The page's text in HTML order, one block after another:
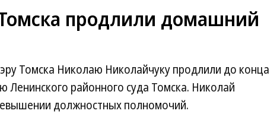
продлили домашний
Томска Николаю Николайчуку продлили до конца
Ленинского районного суда Томска. Николай
должностных полномочий.